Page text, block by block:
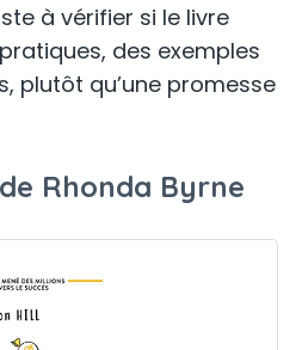
à vérifier si le livre
des exemples
plutôt qu’une promesse
Rhonda Byrne